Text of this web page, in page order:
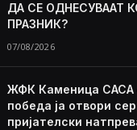
ДА СЕ ОДНЕСУВААТ
ПРАЗНИК?
07/08/2026
ЖФК Каменица САСА
победа ја отвори
пријателски